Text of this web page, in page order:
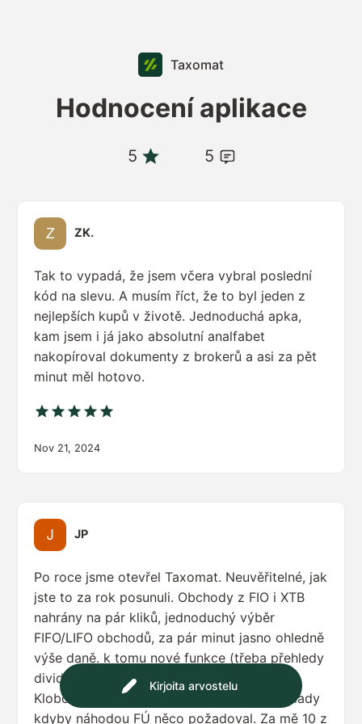
Taxomat
Hodnocení aplikace
5 5
Kirjoita arvostelu
ZK.
Tak to vypadá, že jsem včera vybral poslední
kód na slevu. A musím říct, že to byl jeden z
nejlepších kupů v životě. Jednoduchá apka,
kam jsem i já jako absolutní analfabet
nakopíroval dokumenty z brokerů a asi za pět
minut měl hotovo.
Nov 21, 2024
JP
Po roce jsme otevřel Taxomat. Neuvěřitelné, jak
jste to za rok posunuli. Obchody z FIO i XTB
nahrány na pár kliků, jednoduchý výběr
FIFO/LIFO obchodů, za pár minut jasno ohledně
výše daně. k tomu nové funkce (třeba přehledy
dividend .. krása) a fíčury jako heatmap.
Klobouk dolů! A hlavně klid a hotové podklady
kdyby náhodou FÚ něco požadoval. Za mě 10 z